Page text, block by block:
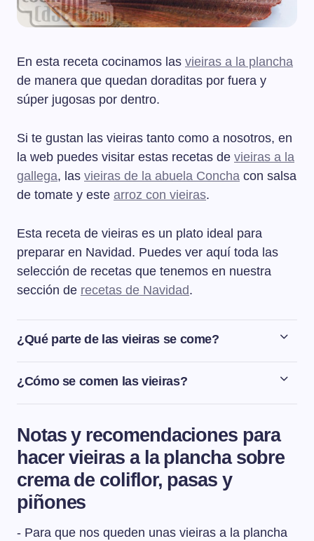
En esta receta cocinamos las vieiras a la plancha
de manera que quedan doraditas por fuera y
súper jugosas por dentro.
Si te gustan las vieiras tanto como a nosotros, en
la web puedes visitar estas recetas de vieiras a la
gallega, las vieiras de la abuela Concha con salsa
de tomate y este arroz con vieiras.
Esta receta de vieiras es un plato ideal para
preparar en Navidad. Puedes ver aquí toda las
selección de recetas que tenemos en nuestra
sección de recetas de Navidad.
¿Qué parte de las vieiras se come?
Las partes comestibles de las vieiras son la parte central
redonda y de color blanco, que es el músculo de la
de comprar vieiras gallegas, recordad que la vieira
gallega siempre se vende ya limpia, eviscerada y
envasada individualmente. Nunca encontraréis en el
mercado vieiras gallegas a granel y sin limpiar.
¿Cómo se comen las vieiras?
Las vieiras son un marisco que ofrece un montón de
esta receta a la plancha, al horno, en arroces, en
empanada, crudas y marinadas,...En fin, que
prácticamente admiten cualquier elaboración. Sin duda
la receta más conocida son lasvieiras a la gallega
.
Notas y recomendaciones para
hacer vieiras a la plancha sobre
crema de coliflor, pasas y
piñones
- Para que nos queden unas vieiras a la plancha